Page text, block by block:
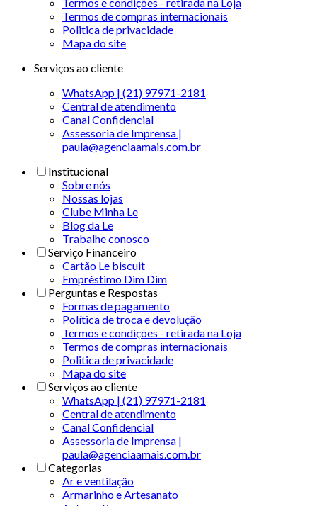
Termos de compras internacionais
Politica de privacidade
Mapa do site
Serviços ao cliente
WhatsApp | (21) 97971-2181
Central de atendimento
Canal Confidencial
Assessoria de Imprensa |
paula@agenciaamais.com.br
Institucional
Sobre nós
Nossas lojas
Clube Minha Le
Blog da Le
Trabalhe conosco
Serviço Financeiro
Cartão Le biscuit
Empréstimo Dim Dim
Perguntas e Respostas
Formas de pagamento
Política de troca e devolução
Termos e condições - retirada na Loja
Termos de compras internacionais
Politica de privacidade
Mapa do site
Serviços ao cliente
WhatsApp | (21) 97971-2181
Central de atendimento
Canal Confidencial
Assessoria de Imprensa |
paula@agenciaamais.com.br
Categorias
Ar e ventilação
Armarinho e Artesanato